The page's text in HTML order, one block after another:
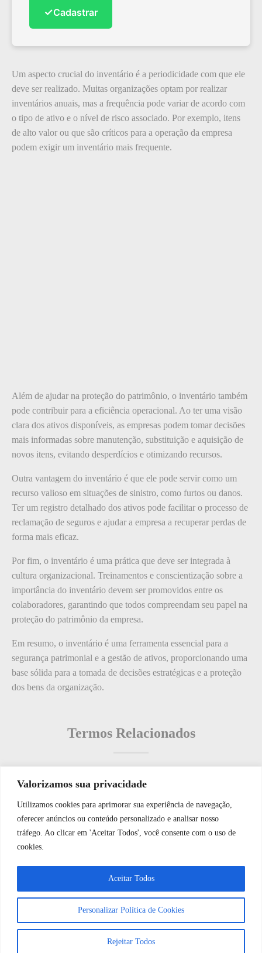
Valorizamos sua privacidade
Utilizamos cookies para aprimorar sua experiência de navegação,
oferecer anúncios ou conteúdo personalizado e analisar nosso
tráfego. Ao clicar em 'Aceitar Todos', você consente com o uso de
cookies.
Personalizar Política de Cookies
Rejeitar Todos
Aceitar Todos
✓Cadastrar
Um aspecto crucial do inventário é a periodicidade com que ele
deve ser realizado. Muitas organizações optam por realizar
inventários anuais, mas a frequência pode variar de acordo com
o tipo de ativo e o nível de risco associado. Por exemplo, itens
de alto valor ou que são críticos para a operação da empresa
podem exigir um inventário mais frequente.
Além de ajudar na proteção do patrimônio, o inventário também
pode contribuir para a eficiência operacional. Ao ter uma visão
clara dos ativos disponíveis, as empresas podem tomar decisões
mais informadas sobre manutenção, substituição e aquisição de
novos itens, evitando desperdícios e otimizando recursos.
Outra vantagem do inventário é que ele pode servir como um
recurso valioso em situações de sinistro, como furtos ou danos.
Ter um registro detalhado dos ativos pode facilitar o processo de
reclamação de seguros e ajudar a empresa a recuperar perdas de
forma mais eficaz.
Por fim, o inventário é uma prática que deve ser integrada à
cultura organizacional. Treinamentos e conscientização sobre a
importância do inventário devem ser promovidos entre os
colaboradores, garantindo que todos compreendam seu papel na
proteção do patrimônio da empresa.
Em resumo, o inventário é uma ferramenta essencial para a
segurança patrimonial e a gestão de ativos, proporcionando uma
base sólida para a tomada de decisões estratégicas e a proteção
dos bens da organização.
Termos Relacionados
Termos populares
O que é: Gateway de Segurança de Rede
O que é: Orçamento de Obras?
O que é: Máquina de Reconhecimento de Impressão Digital
O que é: Indicador
WhatsApp JF Tech
Vamos conversar e descobrir como
podemos ajudá-lo hoje?
Abrir bate-papo